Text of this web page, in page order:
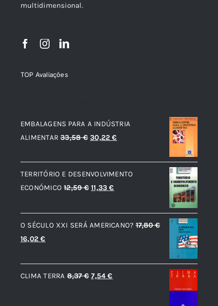
multidimensional.
TOP Avaliações
EMBALAGENS PARA A INDÚSTRIA
ALIMENTAR 33,58€ O
original
era:
33,58 €.
30,22€
atual
é:
TERRITÓRIO E DESENVOLVIMENTO
ECONÓMICO 12,59€ O
original
era:
11,33€
atual
é:
O SÉCULO XXI SERÁ AMERICANO? 17,80€
O
original
era:
16,02€
atual
é:
CLIMA TERRA 8,37€ O
7,54€